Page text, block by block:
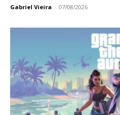
Gabriel Vieira - 07/08/2026